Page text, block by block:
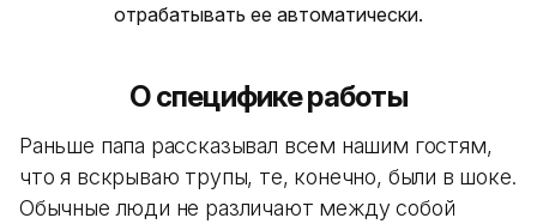
отрабатывать ее автоматически.
О специфике работы
Раньше папа рассказывал всем нашим гостям,
что я вскрываю трупы, те, конечно, были в шоке.
Обычные люди не различают между собой